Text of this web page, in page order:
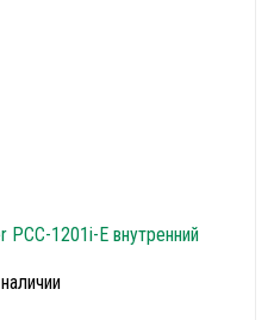
PCC-1201i-E внутренний